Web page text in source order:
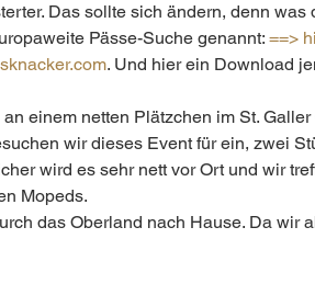
Das sollte sich ändern, denn was
Pässe-Suche genannt: ==>
. Und hier ein Download
einem netten Plätzchen im St. Galler
wir dieses Event für ein, zwei
wird es sehr nett vor Ort und wir
Mopeds.
das Oberland nach Hause. Da wir